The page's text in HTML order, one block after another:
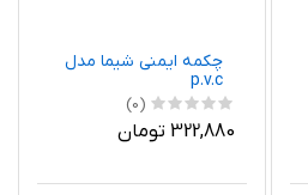
چکمه ایمنی شیما مدل
p.v.c
(0)
322,880 تومان